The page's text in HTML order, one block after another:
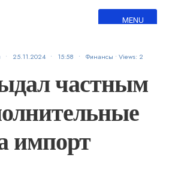
MENU
• 25.11.2024 • 15:58 • Финансы • Views: 2
частным
импорт